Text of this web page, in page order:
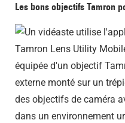
Les bons objectifs Tamron